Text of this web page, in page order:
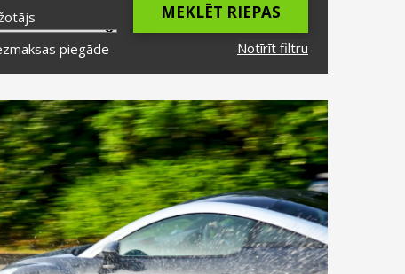
Notīrīt filtru
MEKLĒT RIEPAS
piegāde